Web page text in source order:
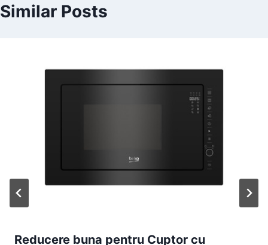
Similar Posts
Reducere buna pentru Cuptor cu